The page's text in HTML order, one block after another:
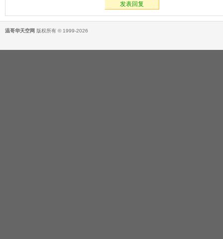
发表回复
温哥华天空网 版权所有 © 1999-2026